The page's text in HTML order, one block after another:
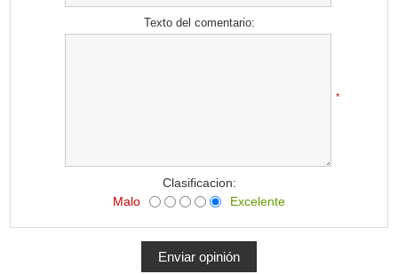
Texto del comentario:
*
Clasificacion:
Malo
Excelente